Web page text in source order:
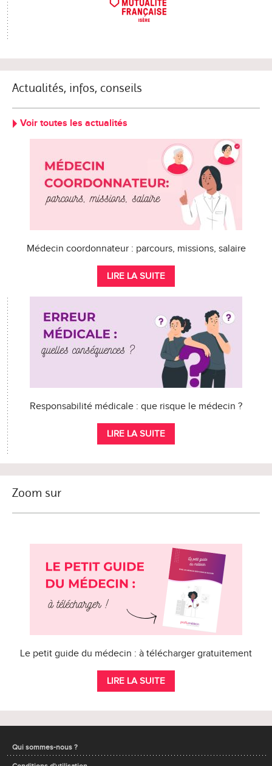
Actualités, infos, conseils
Voir toutes les actualités
Médecin coordonnateur : parcours, missions, salaire
LIRE LA SUITE
Responsabilité médicale : que risque le médecin ?
LIRE LA SUITE
Zoom sur
Le petit guide du médecin : à télécharger gratuitement
LIRE LA SUITE
Qui sommes-nous ?